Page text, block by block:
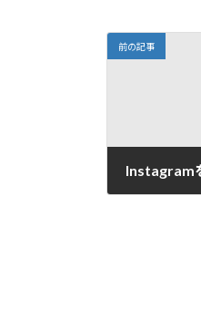
前の記事
Instagram